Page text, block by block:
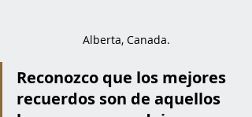
Alberta, Canada.
Reconozco que los mejores
recuerdos son de aquellos